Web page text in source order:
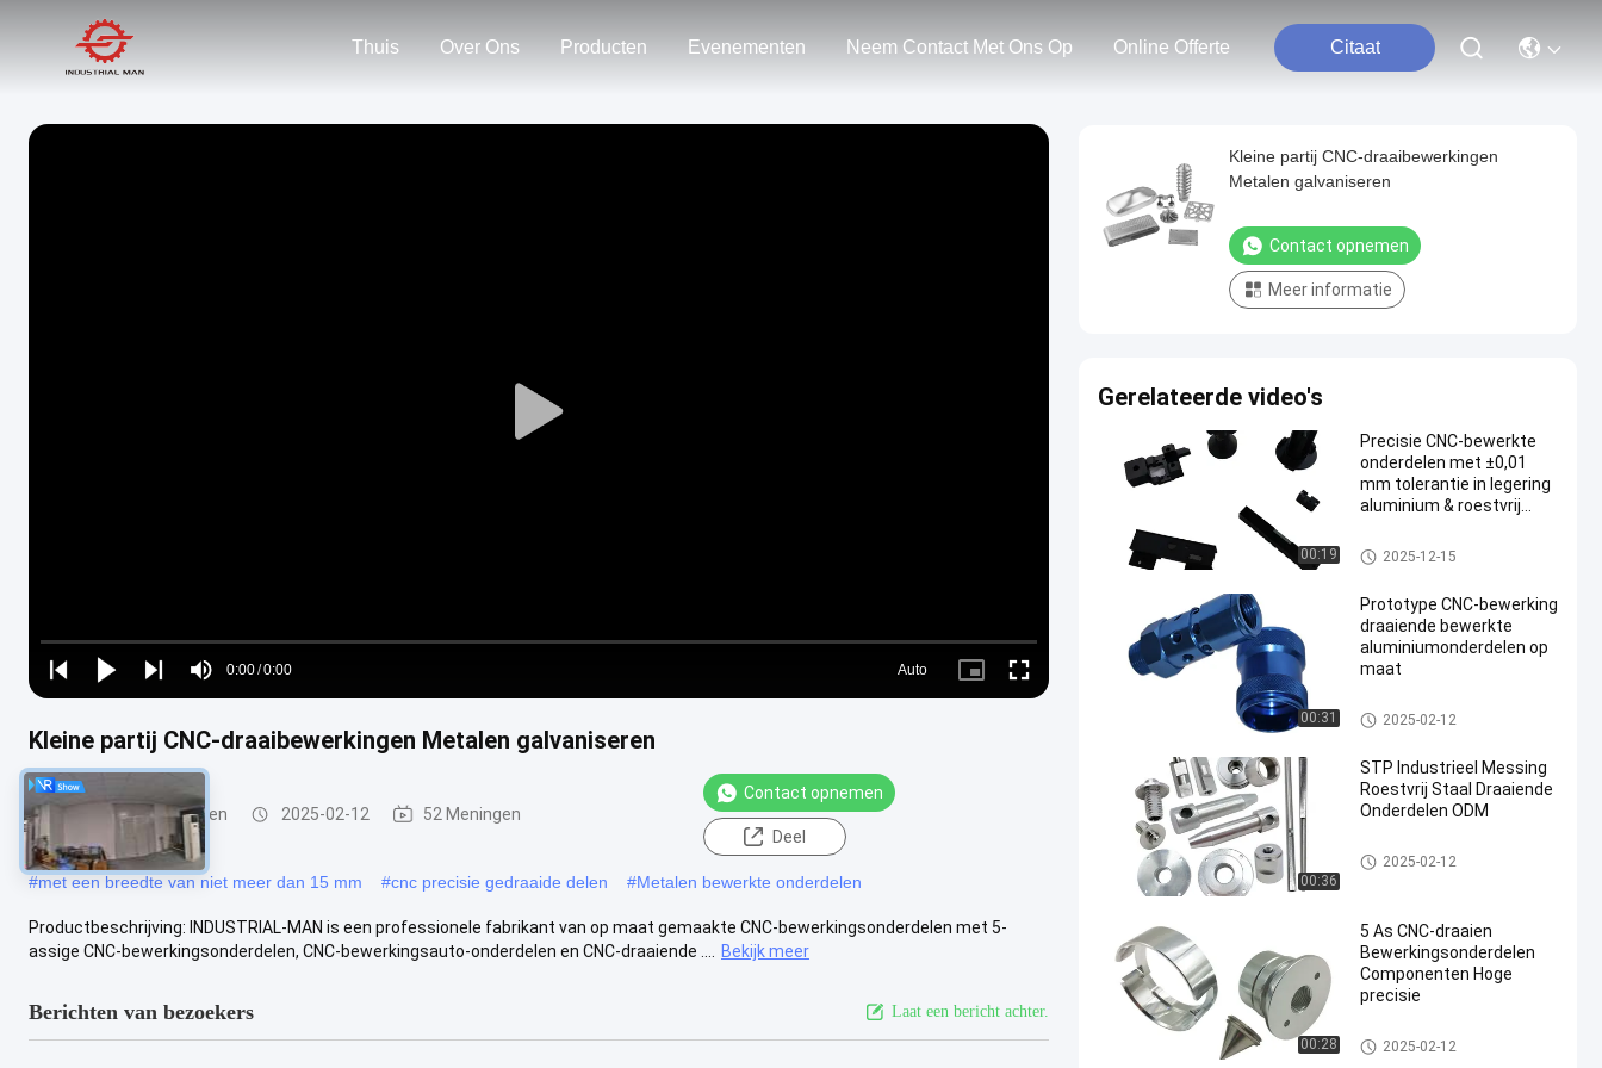
Thuis Over Ons Producten Evenementen Neem Contact Met Ons Op Online Offerte Citaat
Play
Play
Play
Play
Mute
Time
0:00/0:00
Loaded:
0%
Auto
Picture- Fullscreen
Kleine partij CNC-draaibewerkingen Metalen galvaniseren
CNC-draaiwerkstukken 2025-02-12 52 Meningen
Contact opnemen
Deel
#met een breedte van niet meer dan 15 mm #cnc precisie gedraaide delen #Metalen bewerkte onderdelen
Productbeschrijving: INDUSTRIAL-MAN is een professionele fabrikant van op maat gemaakte CNC-bewerkingsonderdelen met 5-
assige CNC-bewerkingsonderdelen, CNC-bewerkingsauto-onderdelen en CNC-draaiende ....
Bekijk meer
Berichten van bezoekers Laat een bericht achter.
Kleine partij CNC-draaibewerkingen
Metalen galvaniseren
Contact opnemen
Meer informatie
Gerelateerde video's
00:19
Precisie CNC-bewerkte
onderdelen met ±0,01
mm tolerantie in legering
aluminium & roestvrij
massaproductie
CNC-draaiwerkstukken
2025-12-15
00:31
Prototype CNC-bewerking
draaiende bewerkte
aluminiumonderdelen op
maat
CNC-draaiwerkstukken
2025-02-12
00:36
STP Industrieel Messing
Roestvrij Staal Draaiende
Onderdelen ODM
CNC-draaiwerkstukken
2025-02-12
00:28
5 As CNC-draaien
Bewerkingsonderdelen
Componenten Hoge
precisie
CNC-draaiwerkstukken
2025-02-12